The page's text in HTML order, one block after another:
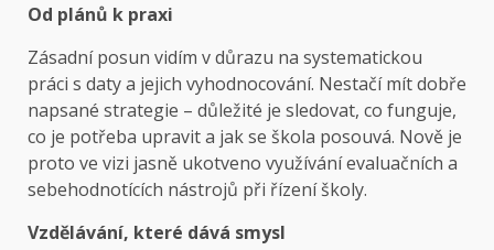
Od plánů k praxi
Zásadní posun vidím v důrazu na systematickou
práci s daty a jejich vyhodnocování. Nestačí mít dobře
napsané strategie – důležité je sledovat, co funguje,
co je potřeba upravit a jak se škola posouvá. Nově je
proto ve vizi jasně ukotveno využívání evaluačních a
sebehodnotících nástrojů při řízení školy.
Vzdělávání, které dává smysl